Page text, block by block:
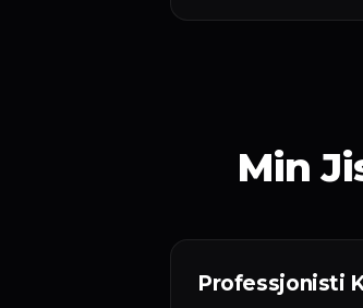
Min
Professjonisti